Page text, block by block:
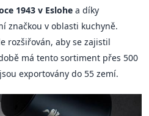
1943 v Eslohe a díky
značkou v oblasti kuchyně.
rozšiřován, aby se zajistil
má tento sortiment přes 500
exportovány do 55 zemí.